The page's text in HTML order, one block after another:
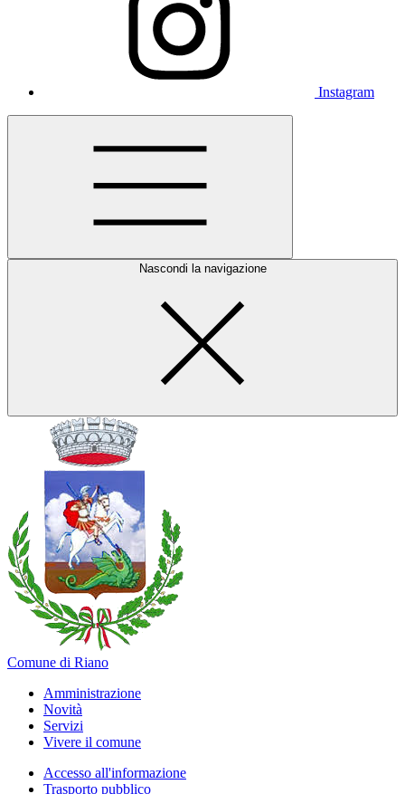
Instagram
Nascondi la navigazione
Comune di Riano
Amministrazione
Novità
Servizi
Vivere il comune
Accesso all'informazione
Trasporto pubblico